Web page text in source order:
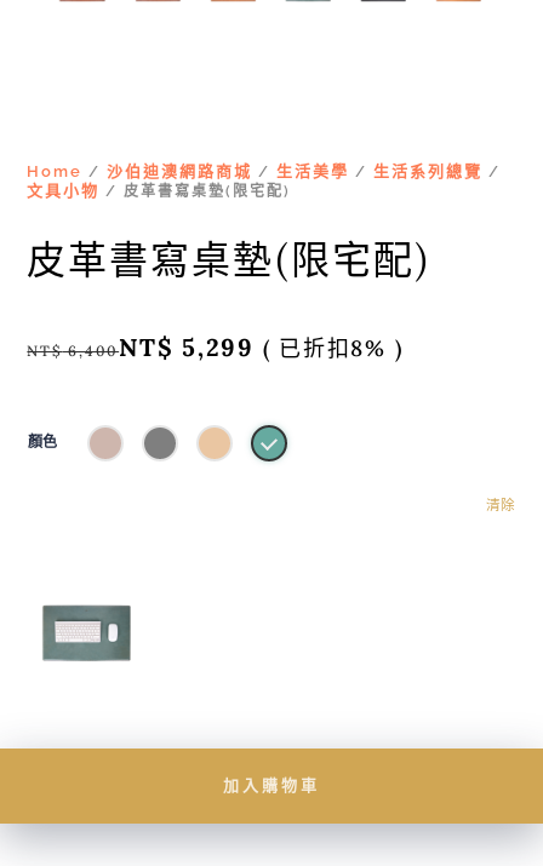
Home /沙伯迪澳網路商城 /生活美學 /生活系列總覽 /
文具小物 / 皮革書寫桌墊(限宅配)
皮革書寫桌墊(限宅配)
NT$6,400NT$ 5,299 ( 已折扣8% )
顏色
清除
加入購物車